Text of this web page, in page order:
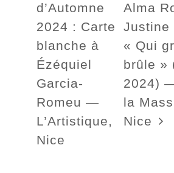
d’Automne
2024 : Carte
blanche à
Ézéquiel
Garcia-
Romeu —
L’Artistique,
Nice
Alma
Justine
« Qui
brûle »
2024)
la
Nice